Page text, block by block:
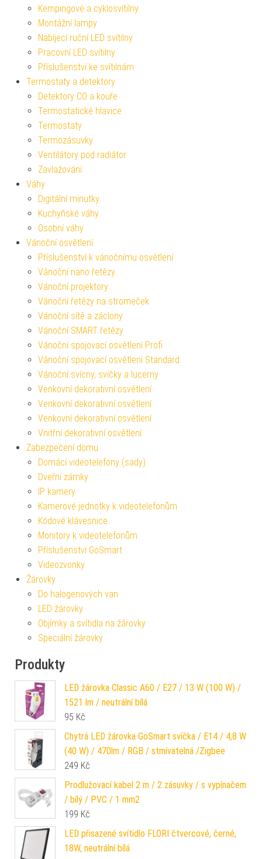
Kempingové a cyklosvítilny
Montážní lampy
Nabíjecí ruční LED svítilny
Pracovní LED svítilny
Příslušenství ke svítilnám
Termostaty a detektory
Detektory CO a kouře
Termostatické hlavice
Termostaty
Termozásuvky
Ventilátory pod radiátor
Zavlažování
Váhy
Digitální minutky
Kuchyňské váhy
Osobní váhy
Vánoční osvětlení
Příslušenství k vánočnímu osvětlení
Vánoční nano řetězy
Vánoční projektory
Vánoční řetězy na stromeček
Vánoční sítě a záclony
Vánoční SMART řetězy
Vánoční spojovací osvětlení Profi
Vánoční spojovací osvětlení Standard
Vánoční svícny, svíčky a lucerny
Venkovní dekorativní osvětlení
Venkovní dekorativní osvětlení
Venkovní dekorativní osvětlení
Vnitřní dekorativní osvětlení
Zabezpečení domu
Domácí videotelefony (sady)
Dveřní zámky
IP kamery
Kamerové jednotky k videotelefonům
Kódové klávesnice
Monitory k videotelefonům
Příslušenství GoSmart
Videozvonky
Žárovky
Do halogenových van
LED žárovky
Objímky a svítidla na žárovky
Speciální žárovky
Produkty
LED žárovka Classic A60 / E27 / 13 W (100 W) /
1521 lm / neutrální bílá
95 Kč
Chytrá LED žárovka GoSmart svíčka / E14 / 4,8 W
(40 W) / 470lm / RGB / stmívatelná /Zigbee
249 Kč
Prodlužovací kabel 2 m / 2 zásuvky / s vypínačem
/ bílý / PVC / 1 mm2
199 Kč
LED přisazené svítidlo FLORI čtvercové, černé,
18W, neutrální bílá